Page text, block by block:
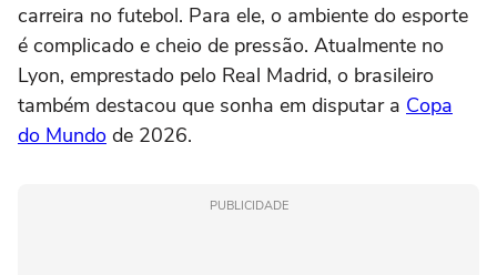
carreira no futebol. Para ele, o ambiente do esporte
é complicado e cheio de pressão. Atualmente no
Lyon, emprestado pelo Real Madrid, o brasileiro
também destacou que sonha em disputar a Copa
do Mundo de 2026.
PUBLICIDADE